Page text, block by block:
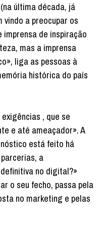
última década, já
vindo a preocupar os
de inspiração
mas a imprensa
liga as pessoas à
histórica do país
, que se
e até ameaçador». A
está feito há
a
no digital?»
o seu fecho, passa pela
no marketing e pelas